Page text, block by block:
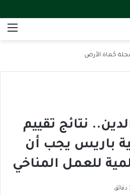
نتائج تقييم
باريس يجب أن
للعمل المناخي